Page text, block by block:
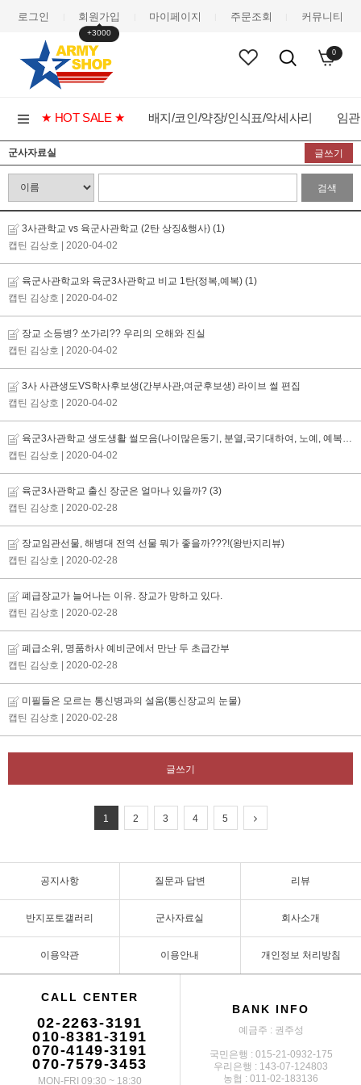
로그인 회원가입
+3000
마이페이지 주문조회 커뮤니티
0
★ HOT SALE ★ 배지/코인/약장/인식표/악세사리 임
군사자료실 글쓰기
검색
3사관학교 vs 육군사관학교 (2탄 상징&행사) (1)
캡틴 김상호
| 2020-04-02
육군사관학교와 육군3사관학교 비교 1탄(정복,예복) (1)
캡틴 김상호
| 2020-04-02
장교 소등병? 쏘가리?? 우리의 오해와 진실
캡틴 김상호
| 2020-04-02
3사 사관생도VS학사후보생(간부사관,여군후보생) 라이브 썰 편집
캡틴 김상호
| 2020-04-02
육군3사관학교 생도생활 썰모음(나이많은동기, 분열,국기대하여, 노예, 예복관련)
캡틴 김상호
| 2020-04-02
육군3사관학교 출신 장군은 얼마나 있을까? (3)
캡틴 김상호
| 2020-02-28
장교임관선물, 해병대 전역 선물 뭐가 좋을까???!(왕반지리뷰)
캡틴 김상호
| 2020-02-28
폐급장교가 늘어나는 이유. 장교가 망하고 있다.
캡틴 김상호
| 2020-02-28
폐급소위, 명품하사 예비군에서 만난 두 초급간부
캡틴 김상호
| 2020-02-28
미필들은 모르는 통신병과의 설움(통신장교의 눈물)
캡틴 김상호
| 2020-02-28
글쓰기
1 2 3 4 5
공지사항 질문과 답변 리뷰
반지포토갤러리 군사자료실 회사소개
이용약관 이용안내 개인정보 처리방침
CALL CENTER
02-2263-3191
010-8381-3191
070-4149-3191
070-7579-3453
MON-FRI 09:30 ~ 18:30
BANK INFO
예금주 : 권주성
국민은행 : 015-21-0932-175
우리은행 : 143-07-124803
농협 : 011-02-183136